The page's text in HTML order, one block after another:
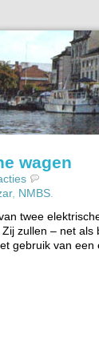
wagen
, NMBS
twee
zullen – net als
gebruik van een